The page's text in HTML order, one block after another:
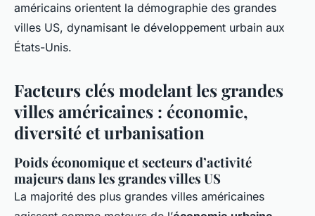
américains orientent la démographie des grandes
villes US, dynamisant le développement urbain aux
États-Unis.
Facteurs clés modelant les grandes
villes américaines : économie,
diversité et urbanisation
Poids économique et secteurs d’activité
majeurs dans les grandes villes US
La majorité des plus grandes villes américaines